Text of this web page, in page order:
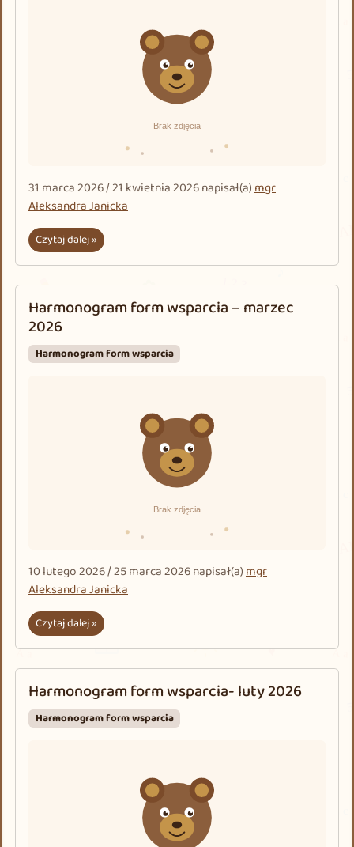
31 marca 2026/21 kwietnia 2026napisał(a)mgr
Aleksandra Janicka
Czytaj dalej »
Harmonogram form wsparcia – marzec
2026
Harmonogram form wsparcia
10 lutego 2026/25 marca 2026napisał(a)mgr
Aleksandra Janicka
Czytaj dalej »
Harmonogram form wsparcia- luty 2026
Harmonogram form wsparcia